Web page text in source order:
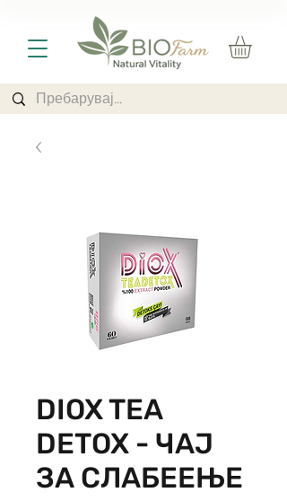
DIOX TEA
DETOX - ЧАЈ
ЗА СЛАБЕЕЊЕ